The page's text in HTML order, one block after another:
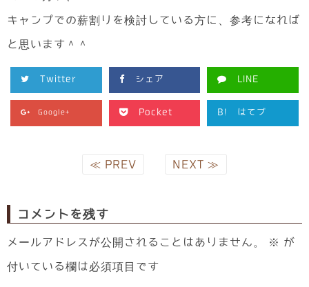
キャンプでの薪割りを検討している方に、参考になれば
と思います＾＾
Twitter シェア LINE
Google+ Pocket B! はてブ
≪ PREV NEXT ≫
コメントを残す
メールアドレスが公開されることはありません。 ※ が
付いている欄は必須項目です